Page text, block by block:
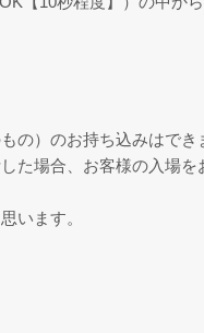
の）のお持ち込みはでき
た場合、お客様の入場を
います。